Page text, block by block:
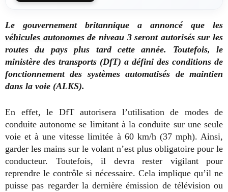
Le gouvernement britannique a annoncé que les
véhicules autonomesde niveau 3 seront autorisés sur les
routes du pays plus tard cette année. Toutefois, le
ministère des transports (DfT) a défini des conditions de
fonctionnement des systèmes automatisés de maintien
dans la voie (ALKS).
En effet, le DfT autorisera l’utilisation de modes de
conduite autonome se limitant à la conduite sur une seule
voie et à une vitesse limitée à 60 km/h (37 mph). Ainsi,
garder les mains sur le volant n’est plus obligatoire pour le
conducteur. Toutefois, il devra rester vigilant pour
reprendre le contrôle si nécessaire. Cela implique qu’il ne
puisse pas regarder la dernière émission de télévision ou